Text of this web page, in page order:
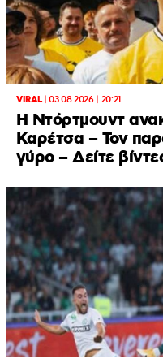
VIRAL|03.08.2026 | 20:21
Η Ντόρτμουντ
Καρέτσα – Τον
γύρο – Δείτε